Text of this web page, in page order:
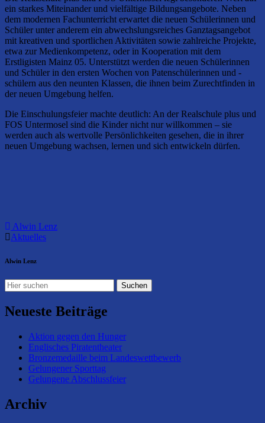
ein starkes Miteinander und vielfältige Bildungsangebote. Neben
dem modernen Fachunterricht erwartet die neuen Schülerinnen und
Schüler unter anderem ein abwechslungsreiches Ganztagsangebot
mit kreativen und sportlichen Aktivitäten sowie zahlreiche Projekte,
etwa zur Medienkompetenz, oder in Kooperation mit dem
Erstligisten Mainz 05. Unterstützt werden die neuen Schülerinnen
und Schüler in den ersten Wochen von Patenschülerinnen und -
schülern aus den neunten Klassen, die ihnen beim Zurechtfinden in
der neuen Umgebung helfen.
Die Einschulungsfeier machte deutlich: An der Realschule plus und
FOS Untermosel sind die Kinder nicht nur willkommen – sie
werden auch als wertvolle Persönlichkeiten gesehen, die in ihrer
neuen Umgebung wachsen, lernen und sich entwickeln dürfen.
Alwin Lenz
Aktuelles
Alwin Lenz
Neueste Beiträge
Aktion gegen den Hunger
Englisches Piratentheater
Bronzemedaille beim Landeswettbewerb
Gelungener Sporttag
Gelungene Abschlussfeier
Archiv